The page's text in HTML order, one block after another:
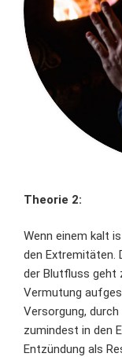
Theorie 2:
Wenn einem kalt
den Extremitäten.
der Blutfluss geht
Vermutung
Versorgung,
zumindest in den
Entzündung als